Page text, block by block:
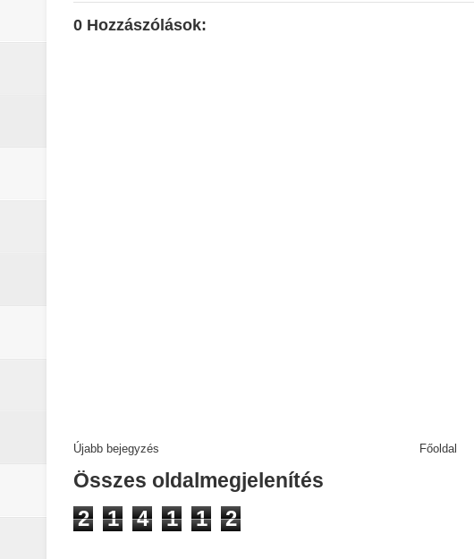
0 Hozzászólások:
Újabb bejegyzés Főoldal
Összes oldalmegjelenítés
2 1 4 1 1 2